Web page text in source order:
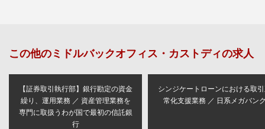
この他の ミドルバックオフィス・カストディの求人
【証券取引執行部】銀行勘定の資金
繰り、運用業務 ／ 資産管理業務を
専門に取扱うわが国で最初の信託銀
行
シンジケートローンにおける取
常化支援業務 ／ 日系メガバン